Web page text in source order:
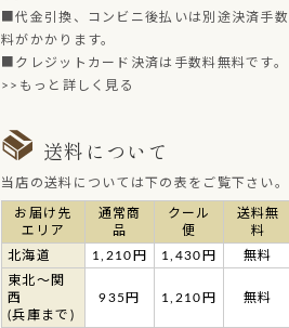
■代金引換、コンビニ後払いは別途決済手数
料がかかります。
■クレジットカード決済は手数料無料です。
>>もっと詳しく見る
送料について
当店の送料については下の表をご覧下さい。
お届け先
エリア
通常商
品
クール
便
送料無
料
北海道
1,210円 1,430円
無料
東北～関
西
(兵庫まで)
935円 1,210円 無料